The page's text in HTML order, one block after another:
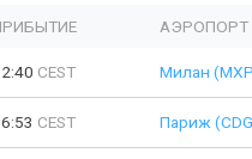
АЭРОПОРТ
CEST Милан
CEST Париж